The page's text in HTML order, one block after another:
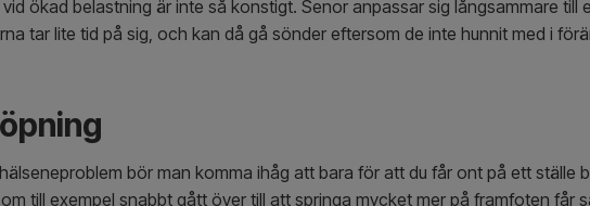
ökad belastning är inte så konstigt. Senor anpassar sig långsammare till
tar lite tid på sig, och kan då gå sönder eftersom de inte hunnit med i
bör man komma ihåg att bara för att du får ont på ett ställe
till exempel snabbt gått över till att springa mycket mer på framfoten får